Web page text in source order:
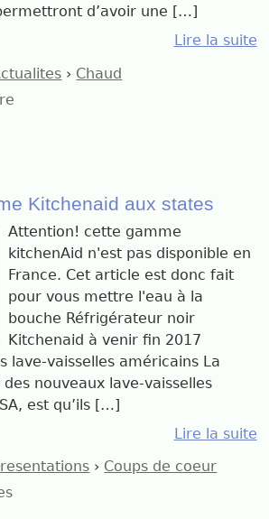
d’avoir une […]
Lire la suite
› Chaud
Kitchenaid aux states
Attention! cette gamme
kitchenAid n'est pas disponible en
France. Cet article est donc fait
pour vous mettre l'eau à la
bouche Réfrigérateur noir
Kitchenaid à venir fin 2017
lave-vaisselles américains La
nouveaux lave-vaisselles
est qu’ils […]
Lire la suite
› Coups de coeur